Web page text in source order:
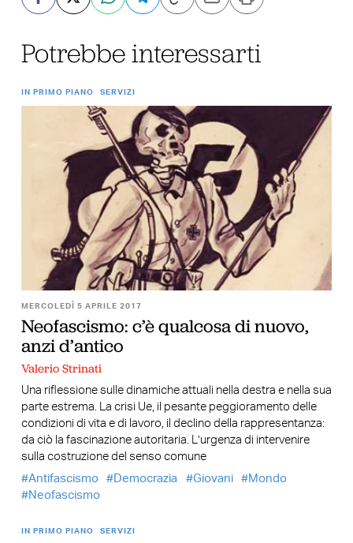
Potrebbe interessarti
IN PRIMO PIANO SERVIZI
MERCOLEDÌ 5 APRILE 2017
Neofascismo: c’è qualcosa di nuovo,
anzi d’antico
Valerio Strinati
Una riflessione sulle dinamiche attuali nella destra e nella sua
parte estrema. La crisi Ue, il pesante peggioramento delle
condizioni di vita e di lavoro, il declino della rappresentanza:
da ciò la fascinazione autoritaria. L’urgenza di intervenire
sulla costruzione del senso comune
Antifascismo
Democrazia Giovani
Mondo
Neofascismo
IN PRIMO PIANO SERVIZI